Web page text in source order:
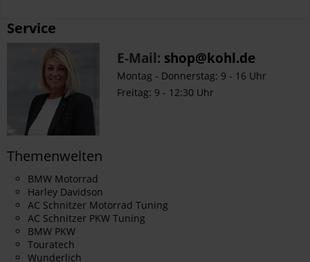
Service
E-Mail: shop@kohl.de
Montag - Donnerstag: 9 - 16 Uhr
Freitag: 9 - 12:30 Uhr
Themenwelten
BMW Motorrad
Harley Davidson
AC Schnitzer Motorrad Tuning
AC Schnitzer PKW Tuning
BMW PKW
Touratech
Wunderlich